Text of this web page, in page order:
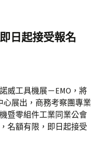
日起接受報名
威工具機展－EMO，將
心展出，商務考察團專業
暨零組件工業同業公會
名額有限，即日起接受